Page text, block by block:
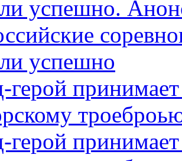
успешно.
успешно
герой
герой